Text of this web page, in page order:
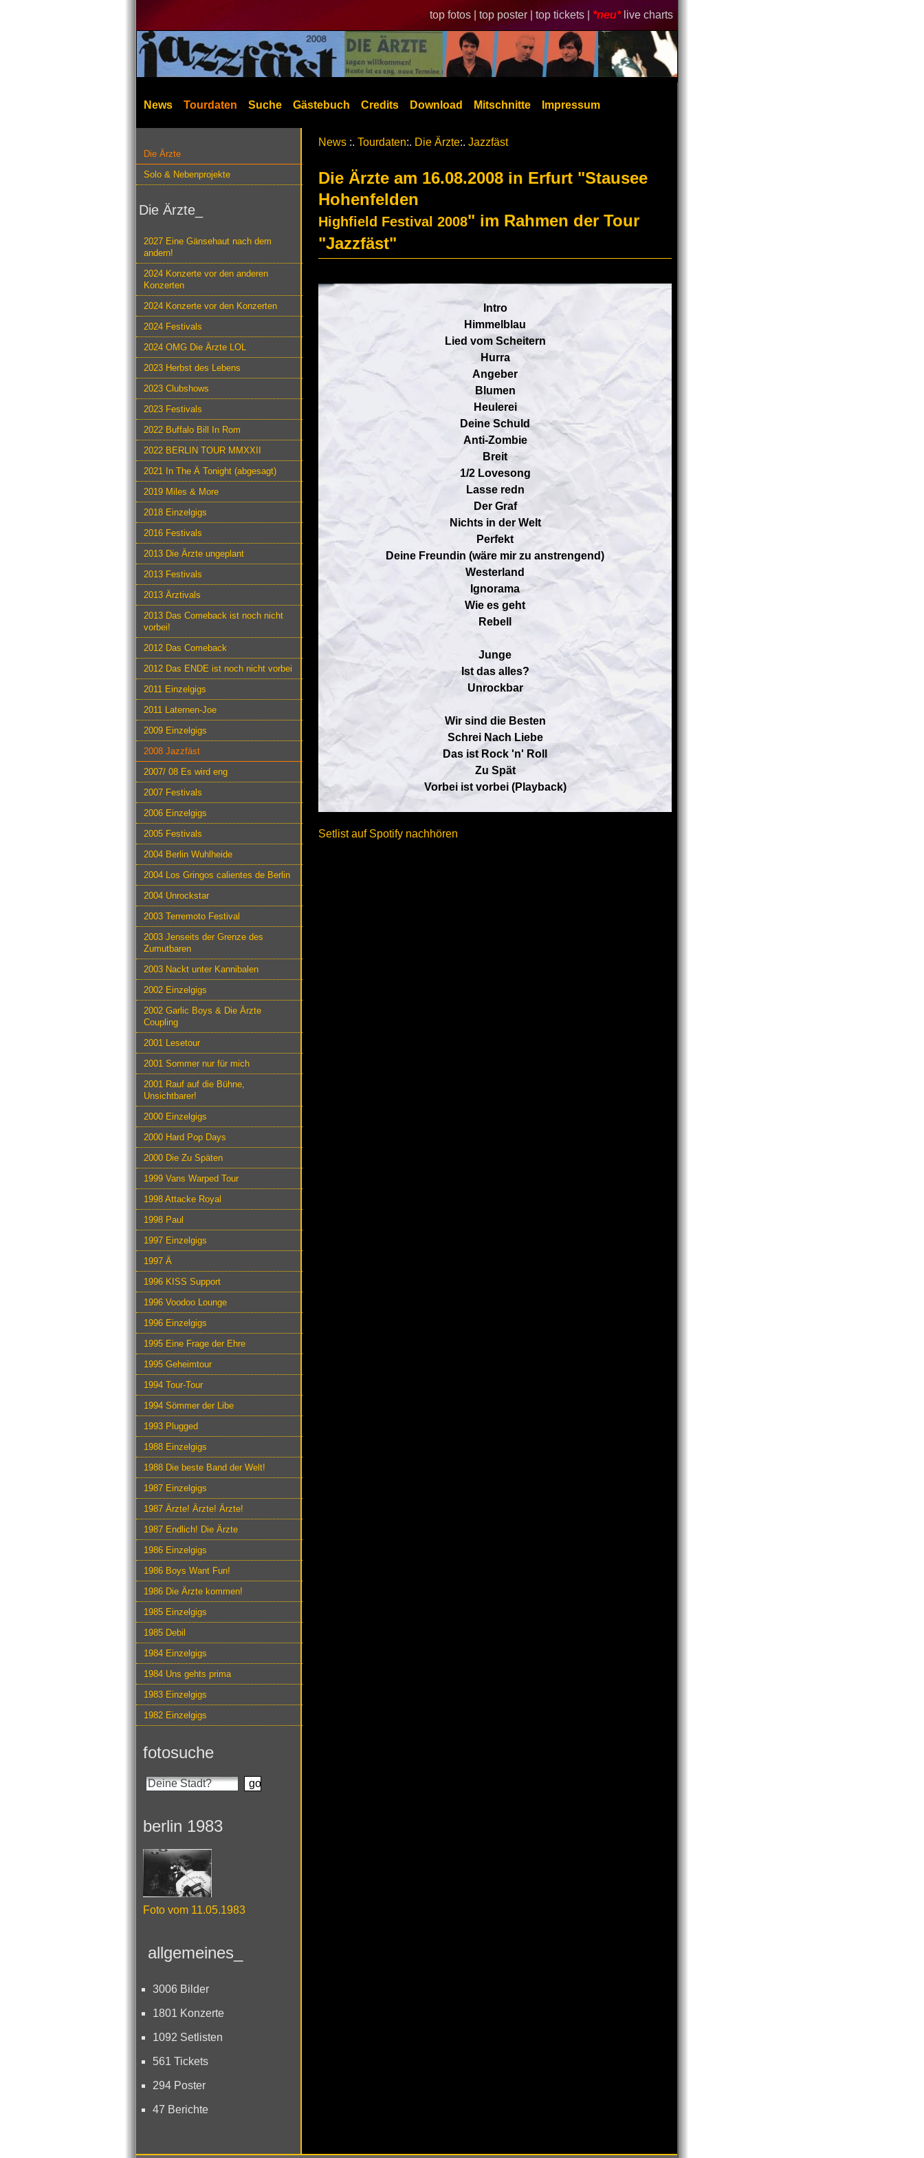
top fotos | top poster | top tickets | *neu* live charts
News Tourdaten Suche Gästebuch Credits Download Mitschnitte Impressum
Die Ärzte
Solo & Nebenprojekte
Die Ärzte_
2027 Eine Gänsehaut nach dem
andern!
2024 Konzerte vor den anderen
Konzerten
2024 Konzerte vor den Konzerten
2024 Festivals
2024 OMG Die Ärzte LOL
2023 Herbst des Lebens
2023 Clubshows
2023 Festivals
2022 Buffalo Bill In Rom
2022 BERLIN TOUR MMXXII
2021 In The Ä Tonight (abgesagt)
2019 Miles & More
2018 Einzelgigs
2016 Festivals
2013 Die Ärzte ungeplant
2013 Festivals
2013 Ärztivals
2013 Das Comeback ist noch nicht
vorbei!
2012 Das Comeback
2012 Das ENDE ist noch nicht vorbei
2011 Einzelgigs
2011 Laternen-Joe
2009 Einzelgigs
2008 Jazzfäst
2007/ 08 Es wird eng
2007 Festivals
2006 Einzelgigs
2005 Festivals
2004 Berlin Wuhlheide
2004 Los Gringos calientes de Berlin
2004 Unrockstar
2003 Terremoto Festival
2003 Jenseits der Grenze des
Zumutbaren
2003 Nackt unter Kannibalen
2002 Einzelgigs
2002 Garlic Boys & Die Ärzte
Coupling
2001 Lesetour
2001 Sommer nur für mich
2001 Rauf auf die Bühne,
Unsichtbarer!
2000 Einzelgigs
2000 Hard Pop Days
2000 Die Zu Späten
1999 Vans Warped Tour
1998 Attacke Royal
1998 Paul
1997 Einzelgigs
1997 Ä
1996 KISS Support
1996 Voodoo Lounge
1996 Einzelgigs
1995 Eine Frage der Ehre
1995 Geheimtour
1994 Tour-Tour
1994 Sömmer der Libe
1993 Plugged
1988 Einzelgigs
1988 Die beste Band der Welt!
1987 Einzelgigs
1987 Ärzte! Ärzte! Ärzte!
1987 Endlich! Die Ärzte
1986 Einzelgigs
1986 Boys Want Fun!
1986 Die Ärzte kommen!
1985 Einzelgigs
1985 Debil
1984 Einzelgigs
1984 Uns gehts prima
1983 Einzelgigs
1982 Einzelgigs
fotosuche
berlin 1983
Foto vom 11.05.1983
allgemeines_
3006 Bilder
1801 Konzerte
1092 Setlisten
561 Tickets
294 Poster
47 Berichte
News :. Tourdaten:. Die Ärzte:. Jazzfäst
Die Ärzte am 16.08.2008 in Erfurt "Stausee
Hohenfelden
Highfield Festival 2008" im Rahmen der Tour
"Jazzfäst"
Intro
Himmelblau
Lied vom Scheitern
Hurra
Angeber
Blumen
Heulerei
Deine Schuld
Anti-Zombie
Breit
1/2 Lovesong
Lasse redn
Der Graf
Nichts in der Welt
Perfekt
Deine Freundin (wäre mir zu anstrengend)
Westerland
Ignorama
Wie es geht
Rebell
Junge
Ist das alles?
Unrockbar
Wir sind die Besten
Schrei Nach Liebe
Das ist Rock 'n' Roll
Zu Spät
Vorbei ist vorbei (Playback)
Setlist auf Spotify nachhören